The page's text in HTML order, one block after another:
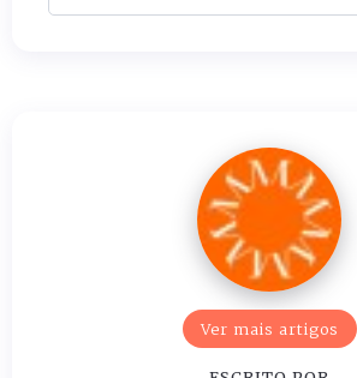
Ver mais artigos